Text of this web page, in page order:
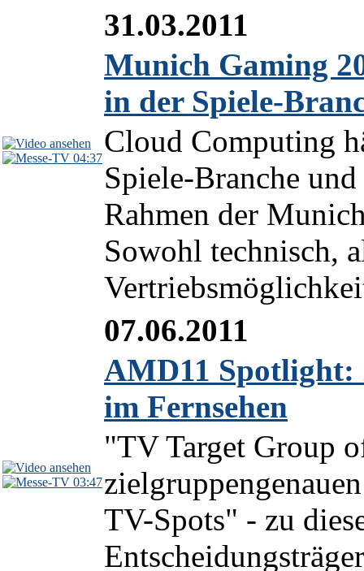
04:37
31.03.2011
Munich Gaming
in der Spiele-
Cloud Computing
Spiele-Branche
Rahmen der
Sowohl technisch,
03:47
07.06.2011
AMD11 Spotlight:
im Fernsehen
"TV Target Group
TV-Spots" - zu